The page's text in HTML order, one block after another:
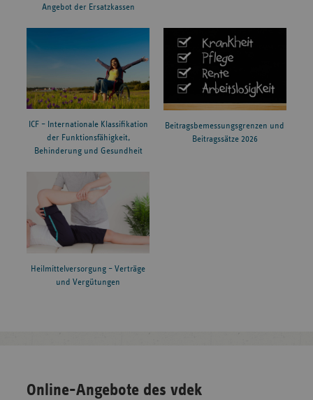
Angebot der Ersatzkassen
ICF – Internationale Klassifikation
der Funktionsfähigkeit,
Behinderung und Gesundheit
Beitragsbemessungsgrenzen und
Beitragssätze 2026
Heilmittelversorgung – Verträge
und Vergütungen
Online-Angebote des vdek